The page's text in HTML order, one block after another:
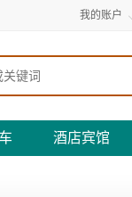
我的账户
酒店宾馆